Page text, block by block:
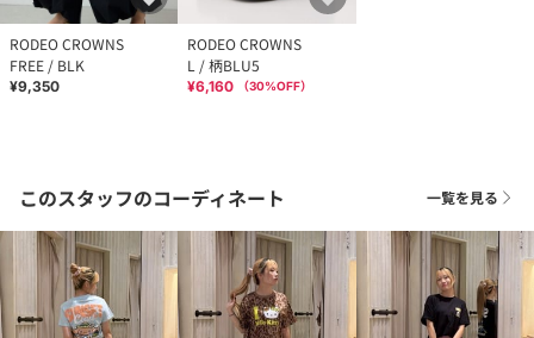
RODEO CROWNS
FREE / BLK
¥9,350
RODEO CROWNS
L / 柄BLU5
¥6,160 （30%OFF）
このスタッフのコーディネート 一覧を見る